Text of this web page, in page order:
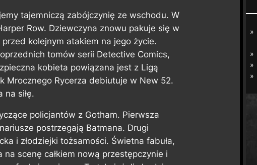
tajemniczą zabójczynię ze wschodu. W
Row. Dziewczyna znowu pakuje się w
przed kolejnym atakiem na jego życie.
tomów serii Detective Comics,
kobieta powiązana jest z Ligą
Mrocznego Rycerza debiutuje w New 52.
siłę.
policjantów z Gotham. Pierwsza
postrzegają Batmana. Drugi
i złodziejki tożsamości. Świetna fabuła,
scenę całkiem nową przestępczynie i